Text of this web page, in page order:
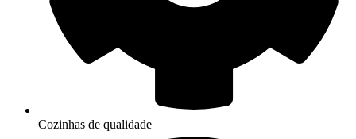
Cozinhas de qualidade